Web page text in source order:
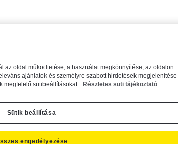
kérjük, írja be a keresőszót a mezőbe.
az oldal működtetése, a használat megkönnyítése, az oldalon
ajánlatok és személyre szabott hirdetések megjelenítése
megfelelő sütibeállításokat.
Részletes süti tájékoztató
Sütik beállítása
engedélyezése